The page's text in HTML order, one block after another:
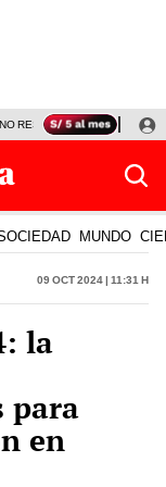
RESULTADOS HOY
MUNDO
09 Oct 2024 | 11:31 h
la
para
en